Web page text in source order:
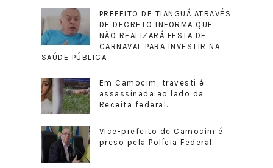
PREFEITO DE TIANGUÁ ATRAVÉS
DE DECRETO INFORMA QUE
NÃO REALIZARÁ FESTA DE
CARNAVAL PARA INVESTIR NA
SAÚDE PÚBLICA
Em Camocim, travesti é
assassinada ao lado da
Receita federal.
Vice-prefeito de Camocim é
preso pela Polícia Federal